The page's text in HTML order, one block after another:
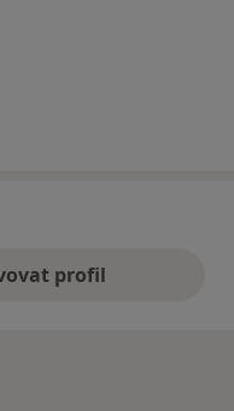
Jirchářová G.
profil